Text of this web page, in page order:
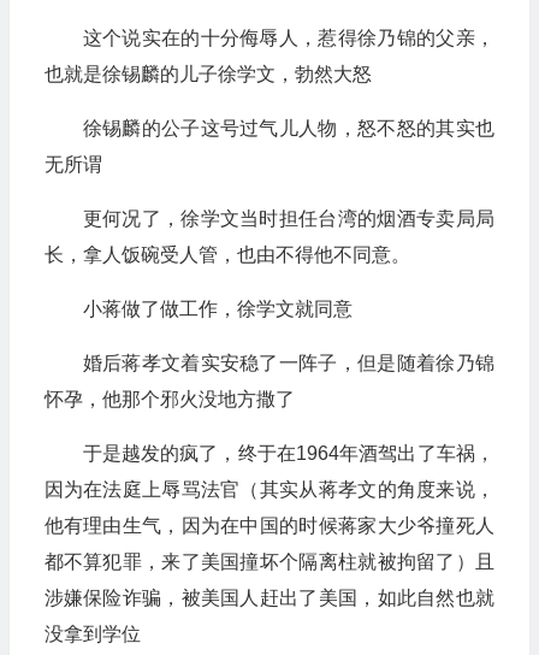
这个说实在的十分侮辱人，惹得徐乃锦的父亲，
也就是徐锡麟的儿子徐学文，勃然大怒
徐锡麟的公子这号过气儿人物，怒不怒的其实也
无所谓
更何况了，徐学文当时担任台湾的烟酒专卖局局
长，拿人饭碗受人管，也由不得他不同意。
小蒋做了做工作，徐学文就同意
婚后蒋孝文着实安稳了一阵子，但是随着徐乃锦
怀孕，他那个邪火没地方撒了
于是越发的疯了，终于在1964年酒驾出了车祸，
因为在法庭上辱骂法官（其实从蒋孝文的角度来说，
他有理由生气，因为在中国的时候蒋家大少爷撞死人
都不算犯罪，来了美国撞坏个隔离柱就被拘留了）且
涉嫌保险诈骗，被美国人赶出了美国，如此自然也就
没拿到学位